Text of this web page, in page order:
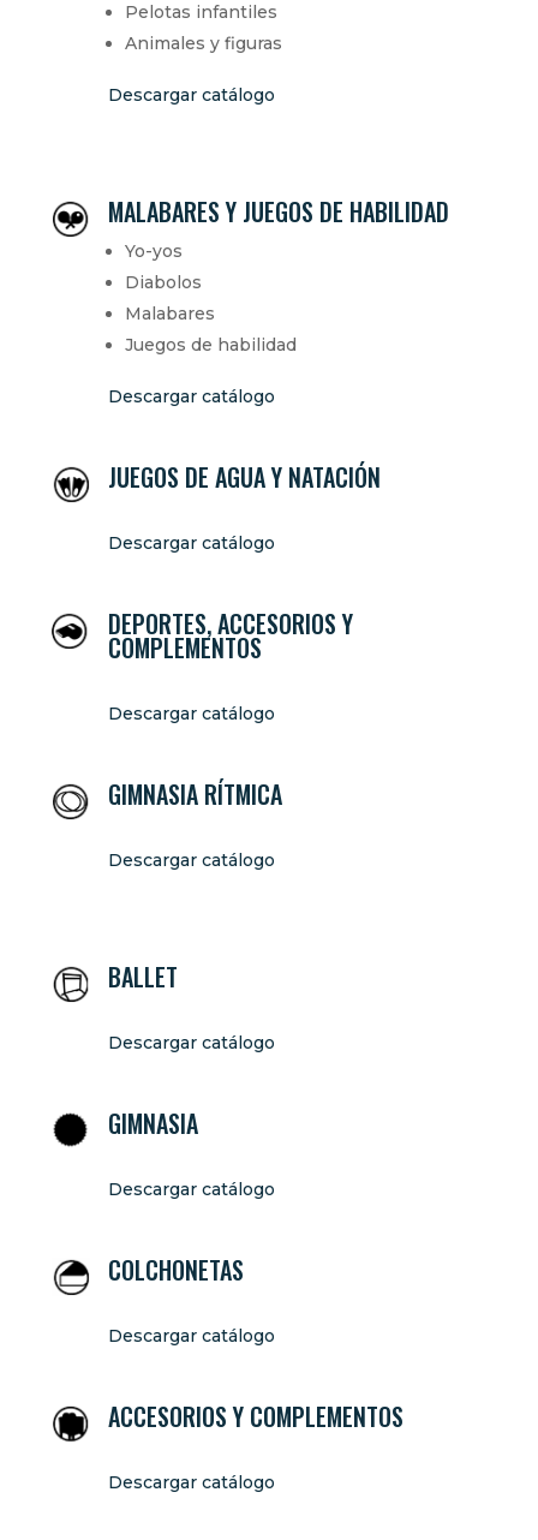
Pelotas infantiles
Animales y figuras
Descargar catálogo
MALABARES Y JUEGOS DE HABILIDAD
Yo-yos
Diabolos
Malabares
Juegos de habilidad
Descargar catálogo
JUEGOS DE AGUA Y NATACIÓN
Descargar catálogo
DEPORTES, ACCESORIOS Y
COMPLEMENTOS
Descargar catálogo
GIMNASIA RÍTMICA
Descargar catálogo
BALLET
Descargar catálogo
GIMNASIA
Descargar catálogo
COLCHONETAS
Descargar catálogo
ACCESORIOS Y COMPLEMENTOS
Descargar catálogo